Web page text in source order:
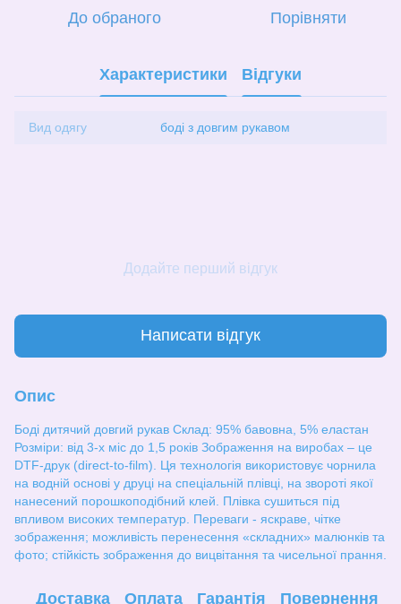
До обраного Порівняти
Характеристики Відгуки
Вид одягу боді з довгим рукавом
Додайте перший відгук
Написати відгук
Опис
Боді дитячий довгий рукав Склад: 95% бавовна, 5% еластан
Розміри: від 3-х міс до 1,5 років Зображення на виробах – це
DTF-друк (direct-to-film). Ця технологія використовує чорнила
на водній основі у друці на спеціальній плівці, на звороті якої
нанесений порошкоподібний клей. Плівка сушиться під
впливом високих температур. Переваги - яскраве, чітке
зображення; можливість перенесення «складних» малюнків та
фото; стійкість зображення до вицвітання та чисельної прання.
Доставка Оплата Гарантія Повернення